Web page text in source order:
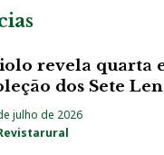
revela quarta
dos Sete
julho de 2026